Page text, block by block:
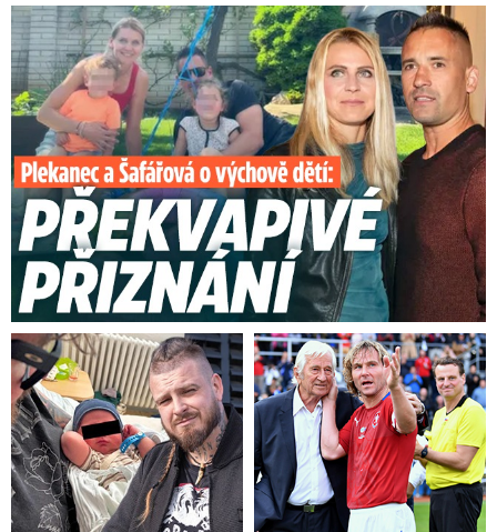
Plekanec a Šafářová o výchově dětí: Překvapivé přiznání